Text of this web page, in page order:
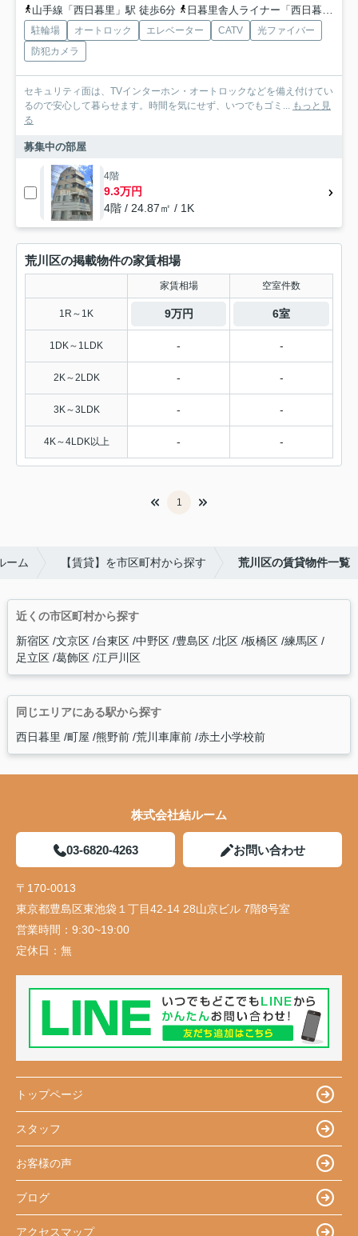
山手線「西日暮里」駅 徒歩6分
日暮里舎人ライナー「西日暮里」駅 徒歩3分
駐輪場 オートロック エレベーター CATV
光ファイバー
防犯カメラ
セキュリティ面は、TVインターホン・オートロックなどを備え付けてい
るので安心して暮らせます。時間を気にせず、いつでもゴミ... もっと見
る
募集中の部屋
4階
9.3万円
4階 / 24.87㎡ / 1K
荒川区の掲載物件の家賃相場
家賃相場 空室件数
1R～1K 9万円 6室
1DK～1LDK - -
2K～2LDK - -
3K～3LDK - -
4K～4LDK以上 - -
1
ーム 【賃貸】を市区町村から探す 荒川区の賃貸物件一覧
近くの市区町村から探す
新宿区 文京区 台東区 中野区 豊島区 北区 板橋区 練馬区
足立区 葛飾区 江戸川区
同じエリアにある駅から探す
西日暮里
町屋 熊野前 荒川車庫前 赤土小学校前
株式会社結ルーム
03-6820-4263 お問い合わせ
〒170-0013
東京都豊島区東池袋１丁目42-14 28山京ビル 7階8号室
営業時間： 9:30~19:00
定休日： 無
トップページ
スタッフ
お客様の声
ブログ
アクセスマップ